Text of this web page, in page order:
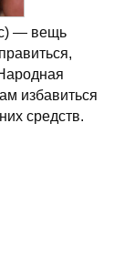
— вещь
избавиться
средств.